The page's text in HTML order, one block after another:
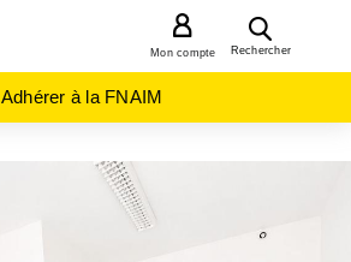
Rechercher
Mon compte
Adhérer à la FNAIM